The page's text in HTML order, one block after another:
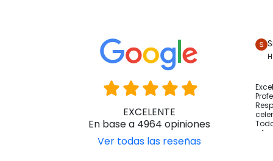
con
♿
EXCELENTE
En base a 4964 opiniones
Ver todas las reseñas
y